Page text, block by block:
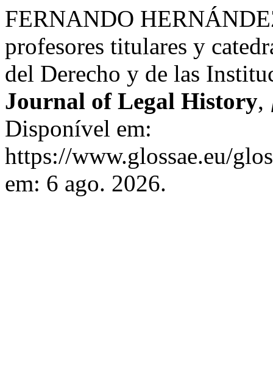
FERNANDO
profesores titulares y
del Derecho y de las
Journal of Legal History,
Disponível em:
https://www.glossae.eu/
em: 6 ago. 2026.